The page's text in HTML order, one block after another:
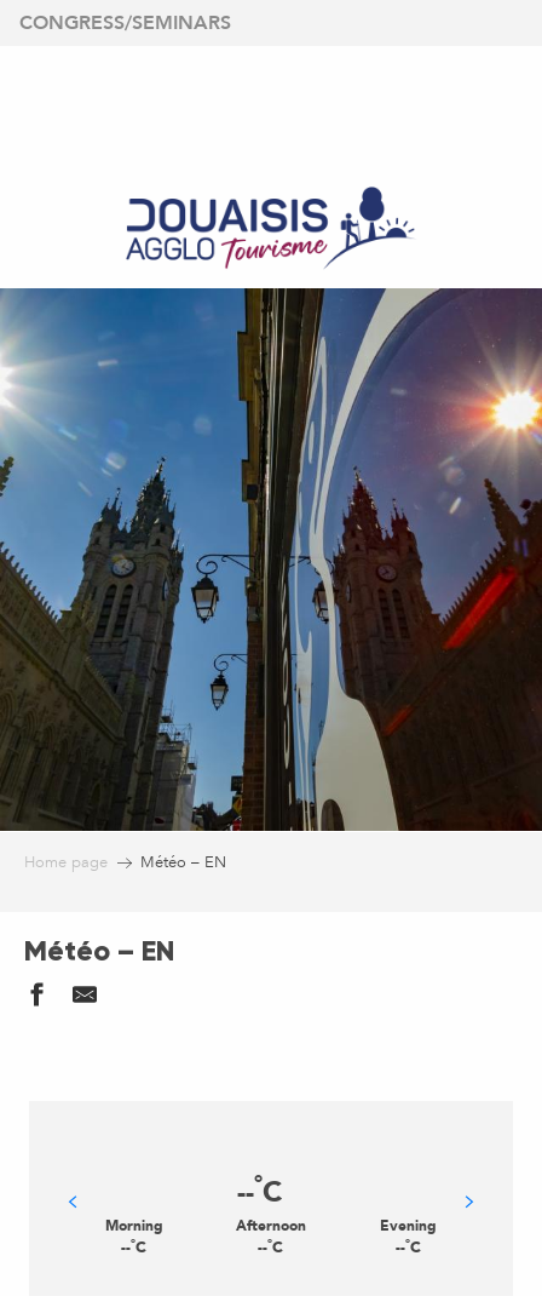
Aller
CONGRESS/SEMINARS
Home page Météo – EN
Météo – EN
--°C
Morning
--°C
Afternoon
--°C
Evening
--°C